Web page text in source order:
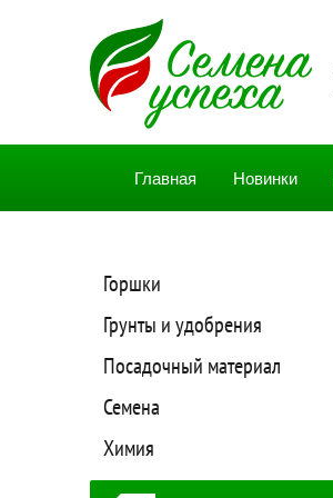
Главная Новинки
Горшки
Грунты и удобрения
Посадочный материал
Семена
Химия